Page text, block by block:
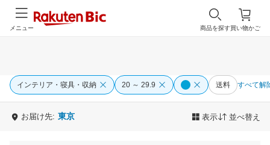
買い物かご
商品を探す
メニュー
インテリア・寝具・収納 20 ～ 29.9 送料 すべて解
お届け先: 東京 表示 並べ替え